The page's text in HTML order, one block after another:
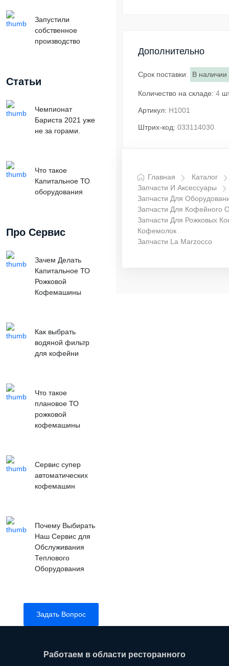
Запустили
собственное
производство
Статьи
Чемпионат
Бариста 2021 уже
не за горами.
Что такое
Капитальное ТО
оборудования
Про Сервис
Зачем Делать
Капитальное ТО
Рожковой
Кофемашины
Как выбрать
водяной фильтр
для кофейни
Что такое
плановое ТО
рожковой
кофемашины
Сервис супер
автоматических
кофемашин
Почему Выбирать
Наш Сервис для
Обслуживания
Теплового
Оборудования
Задать Вопрос
Дополнительно
Срок поставки: В наличии
Количество на складе: 4
Артикул: H1001
Штрих-код: 033114030
Главная
Каталог
Запчасти И Аксессуары
Запчасти Для
Запчасти Для Кофейного
Запчасти Для Рожковых
Кофемолок
Запчасти La Marzocco
Работаем в области ресторанного